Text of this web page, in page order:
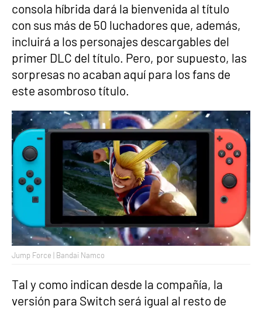
consola híbrida dará la bienvenida al título
con sus más de 50 luchadores que, además,
incluirá a los personajes descargables del
primer DLC del título. Pero, por supuesto, las
sorpresas no acaban aquí para los fans de
este asombroso título.
Jump Force | Bandai Namco
Tal y como indican desde la compañía, la
versión para Switch será igual al resto de